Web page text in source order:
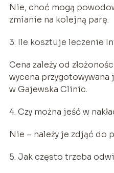
Nie, choć mogą
zmianie na kolejną parę.
3. Ile kosztuje leczenie
Cena zależy od
wycena
w Gajewska Clinic.
4. Czy można jeść w
Nie – należy je zdjąć do
5. Jak często trzeba